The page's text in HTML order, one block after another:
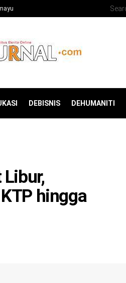
DEBISNIS DEHUMANITI
hingga